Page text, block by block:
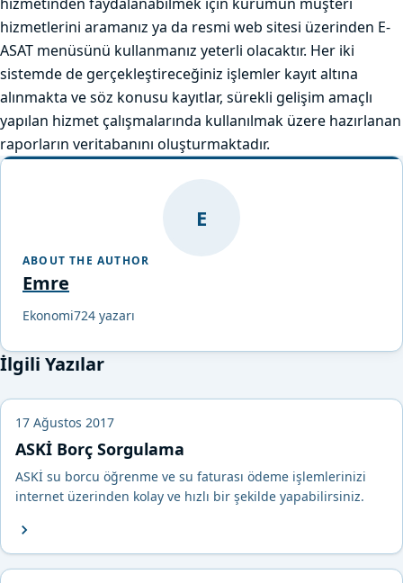
hizmetlerini aramanız ya da resmi web sitesi üzerinden E-
ASAT menüsünü kullanmanız yeterli olacaktır. Her iki
sistemde de gerçekleştireceğiniz işlemler kayıt altına
alınmakta ve söz konusu kayıtlar, sürekli gelişim amaçlı
yapılan hizmet çalışmalarında kullanılmak üzere hazırlanan
raporların veritabanını oluşturmaktadır.
E
ABOUT THE AUTHOR
Emre
Ekonomi724 yazarı
İlgili Yazılar
17 Ağustos 2017
ASKİ Borç Sorgulama
ASKİ su borcu öğrenme ve su faturası ödeme işlemlerinizi
internet üzerinden kolay ve hızlı bir şekilde yapabilirsiniz.